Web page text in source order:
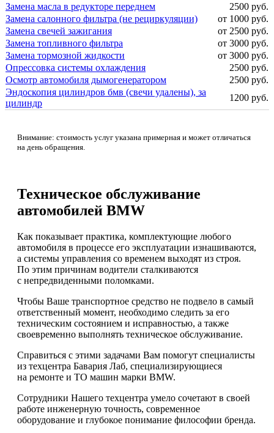
Замена масла в редукторе переднем
2500 руб.
Замена салонного фильтра (не рециркуляции)
от 1000 руб.
Замена свечей зажигания
от 2500 руб.
Замена топливного фильтра
от 3000 руб.
Замена тормозной жидкости
от 3000 руб.
Опрессовка системы охлаждения
2500 руб.
Осмотр автомобиля дымогенератором
2500 руб.
Эндоскопия цилиндров бмв (свечи удалены), за
цилиндр
1200 руб.
Внимание: стоимость услуг указана примерная и может отличаться
на день обращения.
Техническое обслуживание
автомобилей BMW
Как показывает практика, комплектующие любого
автомобиля в процессе его эксплуатации изнашиваются,
а системы управления со временем выходят из строя.
По этим причинам водители сталкиваются
с непредвиденными поломками.
Чтобы Ваше транспортное средство не подвело в самый
ответственный момент, необходимо следить за его
техническим состоянием и исправностью, а также
своевременно выполнять техническое обслуживание.
Справиться с этими задачами Вам помогут специалисты
из техцентра Бавария Лаб, специализирующиеся
на ремонте и ТО машин марки BMW.
Сотрудники Нашего техцентра умело сочетают в своей
работе инженерную точность, современное
оборудование и глубокое понимание философии бренда.